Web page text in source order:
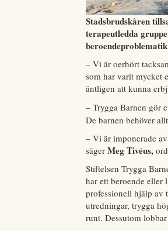
Stadsbrudskåren
terapeutledda
– Vi är oerhört
som har varit mycket
äntligen att kunna
– Trygga Barnen gör
De barnen behöver
– Vi är imponerade
säger Meg Tivéus,
Stiftelsen Trygga
har ett beroende eller
professionell hjälp av
utredningar, trygga
runt. Dessutom